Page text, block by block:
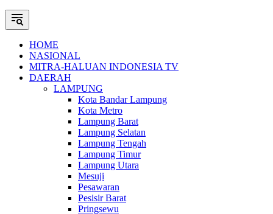
HOME
NASIONAL
MITRA-HALUAN INDONESIA TV
DAERAH
LAMPUNG
Kota Bandar Lampung
Kota Metro
Lampung Barat
Lampung Selatan
Lampung Tengah
Lampung Timur
Lampung Utara
Mesuji
Pesawaran
Pesisir Barat
Pringsewu